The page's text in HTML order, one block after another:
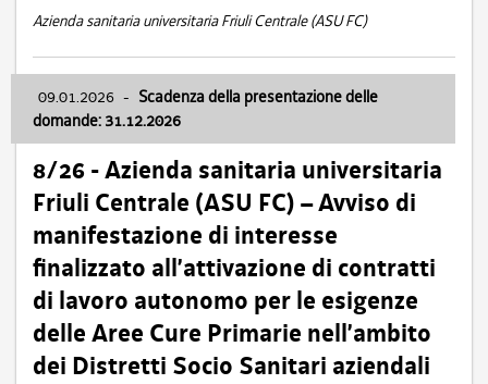
Azienda sanitaria universitaria Friuli Centrale (ASU FC)
09.01.2026 - Scadenza della presentazione delle
domande: 31.12.2026
8/26 - Azienda sanitaria universitaria
Friuli Centrale (ASU FC) – Avviso di
manifestazione di interesse
finalizzato all’attivazione di contratti
di lavoro autonomo per le esigenze
delle Aree Cure Primarie nell’ambito
dei Distretti Socio Sanitari aziendali